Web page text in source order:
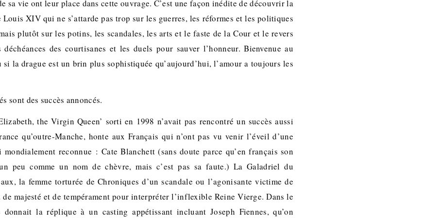
sa vie ont leur place dans cette ouvrage. C’est une façon inédite de découvrir la
XIV qui ne s’attarde pas trop sur les guerres, les réformes et les politiques
plutôt sur les potins, les scandales, les arts et le faste de la Cour et le revers
des courtisanes et les duels pour sauver l’honneur. Bienvenue au
la drague est un brin plus sophistiquée qu’aujourd’hui, l’amour a toujours les
sont des succès annoncés.
the Virgin Queen’ sorti en 1998 n’avait pas rencontré un succès aussi
qu’outre-Manche, honte aux Français qui n’ont pas vu venir l’éveil d’une
mondialement reconnue : Cate Blanchett (sans doute parce qu’en français son
peu comme un nom de chèvre, mais c’est pas sa faute.) La Galadriel du
la femme torturée de Chroniques d’un scandale ou l’agonisante victime de
de majesté et de tempérament pour interpréter l’inflexible Reine Vierge. Dans le
la réplique à un casting appétissant incluant Joseph Fiennes, qu’on